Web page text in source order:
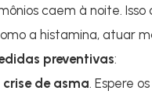
caem à noite.
a histamina, atuar
preventivas:
crise de asma . Espere